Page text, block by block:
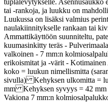
tuplalevytykselle. Asennusaukko
tai -rankoja, ja luukku on
Luukussa on lisäksi valmius
naulakiinnitykselle rankaan tai
Ammattikäyttöön suunniteltu,
kuumasinkitty teräs -
valkoinen - 7 mm:n
erikoismitat ja -värit -
koko = luukun nimellismitta
sivulla) Kehyksen ulkomitta =
mm Kehyksen syvyys = 42 mm
Vakiona 7 mm:n